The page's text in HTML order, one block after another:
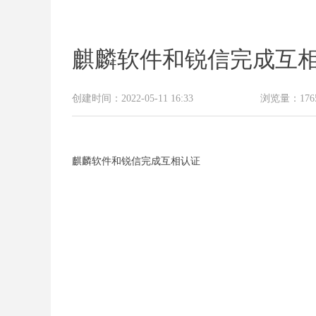
麒麟软件和锐信完成互
麒麟软件和锐信完成互相认证
创建时间： 2022-05-11 16:33 浏览量：